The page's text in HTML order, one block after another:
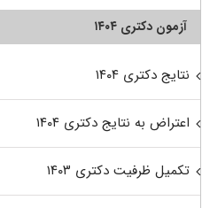
آزمون دکتری ۱۴۰۴
نتایج دکتری ۱۴۰۴
اعتراض به نتایج دکتری ۱۴۰۴
تکمیل ظرفیت دکتری ۱۴۰۳